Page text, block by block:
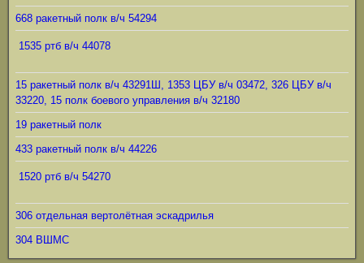
668 ракетный полк в/ч 54294
1535 ртб в/ч 44078
15 ракетный полк в/ч 43291Ш, 1353 ЦБУ в/ч 03472, 326 ЦБУ в/ч
33220, 15 полк боевого управления в/ч 32180
19 ракетный полк
433 ракетный полк в/ч 44226
1520 ртб в/ч 54270
306 отдельная вертолётная эскадрилья
304 ВШМС